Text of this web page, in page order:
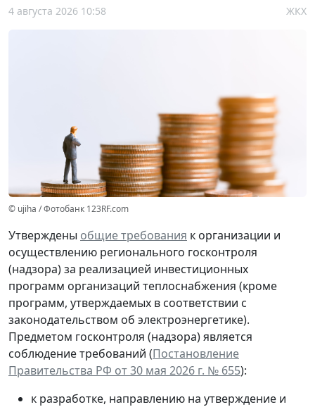
4 августа 2026 10:58 ЖКХ
© ujiha / Фотобанк 123RF.com
Утверждены общие требования к организации и
осуществлению регионального госконтроля
(надзора) за реализацией инвестиционных
программ организаций теплоснабжения (кроме
программ, утверждаемых в соответствии с
законодательством об электроэнергетике).
Предметом госконтроля (надзора) является
соблюдение требований (Постановление
Правительства РФ от 30 мая 2026 г. № 655):
к разработке, направлению на утверждение и